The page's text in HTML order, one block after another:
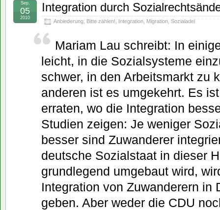
Integration durch
Anbiederung Bitte zählen! Integration Migration Sozialadel
Sep.
05
2010
Mariam Lau schreibt: In
leicht, in die Sozialsysteme
schwer, in den Arbeitsmarkt zu
anderen ist es umgekehrt. Es
erraten, wo die Integration
Studien zeigen: Je weniger
besser sind Zuwanderer
deutsche Sozialstaat in dieser
grundlegend umgebaut wird,
Integration von Zuwanderern in
geben. Aber weder die CDU